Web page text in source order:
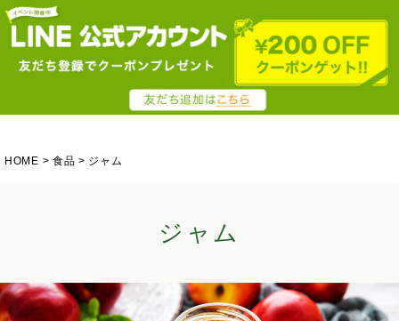
HOME 食品 ジャム
ジャム